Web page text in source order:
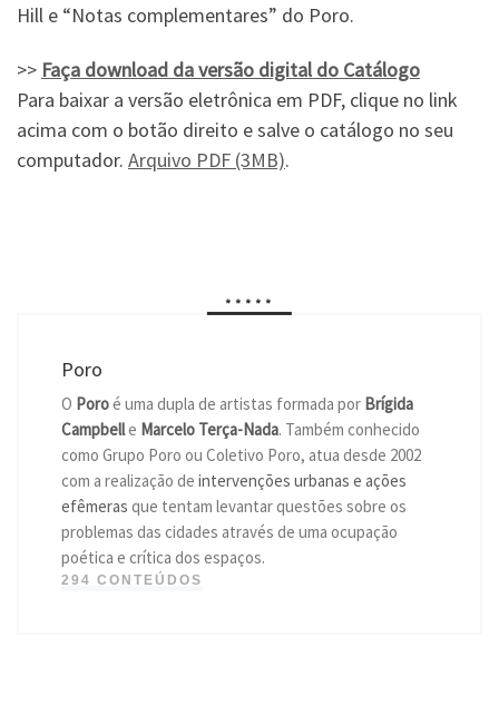
Hill e “Notas complementares” do Poro.
>> Faça download da versão digital do Catálogo
Para baixar a versão eletrônica em PDF, clique no link
acima com o botão direito e salve o catálogo no seu
computador. Arquivo PDF (3MB).
*****
Poro
O Poroé uma dupla de artistas formada por Brígida
Campbelle Marcelo Terça-Nada. Também conhecido
como Grupo Poro ou Coletivo Poro, atua desde 2002
com a realização de intervenções urbanas e ações
efêmeras que tentam levantar questões sobre os
problemas das cidades através de uma ocupação
poética e crítica dos espaços.
294 CONTEÚDOS